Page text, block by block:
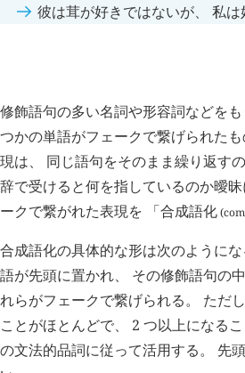
彼は茸が好きではないが、 私は
修飾語句の多い名詞や形容詞などを
つかの単語がフェークで繋げられた
現は、 同じ語句をそのまま繰り返す
辞で受けると何を指しているのか曖
ークで繋がれた表現を 「合成語化
合成語化の具体的な形は次のように
語が先頭に置かれ、 その修飾語句の
れらがフェークで繋げられる。 ただ
ことがほとんどで、 2 つ以上になる
の文法的品詞に従って活用する。 先